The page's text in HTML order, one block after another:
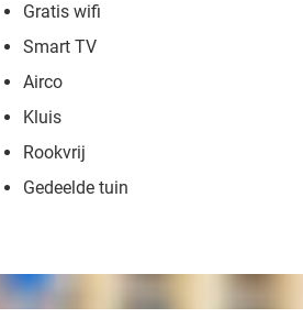
Gratis wifi
Smart TV
Airco
Kluis
Rookvrij
Gedeelde tuin